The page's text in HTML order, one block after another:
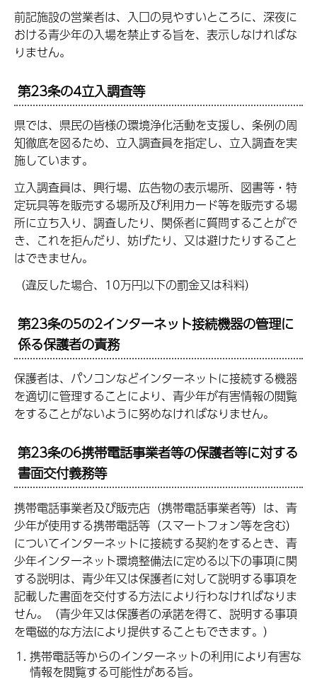
前記施設の営業者は、入口の見やすいところに、深夜に
おける青少年の入場を禁止する旨を、表示しなければな
りません。
第23条の4立入調査等
県では、県民の皆様の環境浄化活動を支援し、条例の周
知徹底を図るため、立入調査員を指定し、立入調査を実
施しています。
立入調査員は、興行場、広告物の表示場所、図書等・特
定玩具等を販売する場所及び利用カード等を販売する場
所に立ち入り、調査したり、関係者に質問することがで
き、これを拒んだり、妨げたり、又は避けたりすること
はできません。
（違反した場合、10万円以下の罰金又は科料）
第23条の5の2インターネット接続機器の管理に
係る保護者の責務
保護者は、パソコンなどインターネットに接続する機器
を適切に管理することにより、青少年が有害情報の閲覧
をすることがないように努めなければなりません。
第23条の6携帯電話事業者等の保護者等に対する
書面交付義務等
携帯電話事業者及び販売店（携帯電話事業者等）は、青
少年が使用する携帯電話等（スマートフォン等を含む）
についてインターネットに接続する契約をするとき、青
少年インターネット環境整備法に定める以下の事項に関
する説明は、青少年又は保護者に対して説明する事項を
記載した書面を交付する方法により行わなければなりま
せん。（青少年又は保護者の承諾を得て、説明する事項
を電磁的な方法により提供することもできます。）
携帯電話等からのインターネットの利用により有害な
情報を閲覧する可能性がある旨。